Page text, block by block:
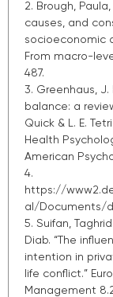
2. Brough,
causes, and
socioeconomic
From macro-
487.
3. Greenhaus, J.
balance: a
Quick & L. E.
Health
American
4.
https://
al/Documents/
5. Suifan,
Diab. “The
intention in
life conflict.”
Management